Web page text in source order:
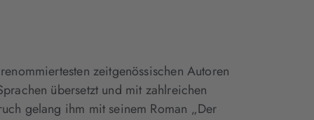
zeitgenössischen Autoren
übersetzt und mit zahlreichen
gelang ihm mit seinem Roman „Der